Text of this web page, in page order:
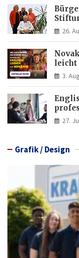
26.
leicht
3.
27.
Grafik / Design